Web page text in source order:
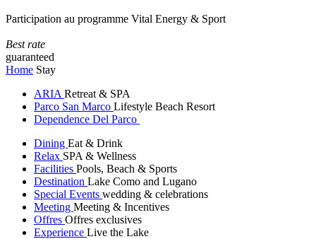
Participation au programme Vital Energy & Sport
Best rate
guaranteed
Home Stay
ARIA Retreat & SPA
Parco San Marco Lifestyle Beach Resort
Dependence Del Parco
Dining Eat & Drink
Relax SPA & Wellness
Facilities Pools, Beach & Sports
Destination Lake Como and Lugano
Special Events wedding & celebrations
Meeting Meeting & Incentives
Offres Offres exclusives
Experience Live the Lake